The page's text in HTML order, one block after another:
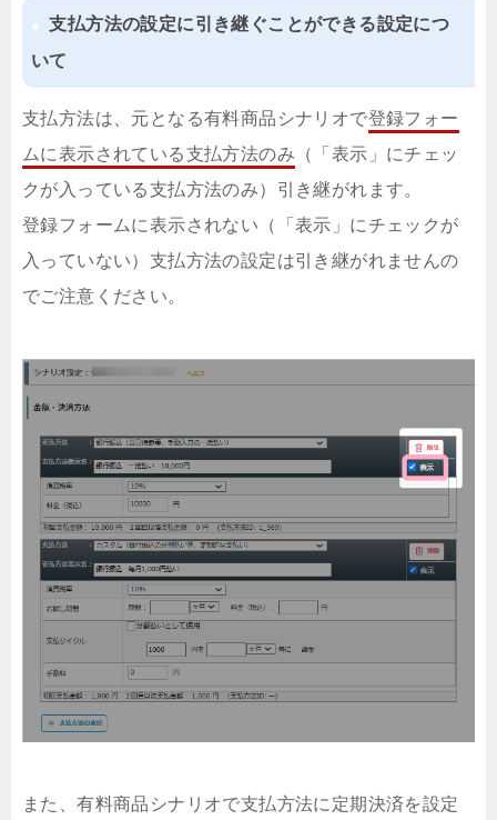
支払方法の設定に引き継ぐことができる設定につ
いて
支払方法は、元となる有料商品シナリオで登録フォー
ムに表示されている支払方法のみ （「表示」にチェッ
クが入っている支払方法のみ）引き継がれます。
登録フォームに表示されない（「表示」にチェックが
入っていない）支払方法の設定は引き継がれませんの
でご注意ください。
また、有料商品シナリオで支払方法に定期決済を設定